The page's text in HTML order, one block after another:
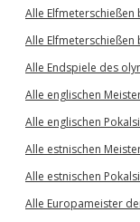
Alle Elfmeterschießen
Alle Elfmeterschießen
Alle Endspiele des
Alle englischen
Alle englischen
Alle estnischen
Alle estnischen
Alle Europameister